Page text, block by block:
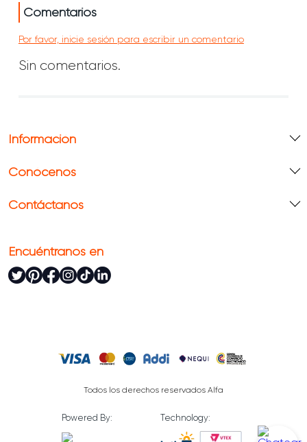
Comentarios
Por favor, inicie sesión para escribir un comentario
Sin comentarios.
Información
Conócenos
Contáctanos
Encuéntranos en
Todos los derechos reservados Alfa
Powered By: Technology: